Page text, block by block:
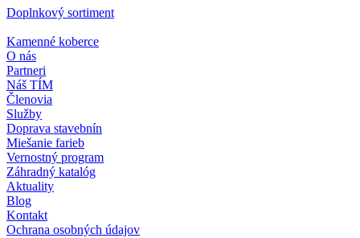
Doplnkový sortiment
Kamenné koberce
O nás
Partneri
Náš TÍM
Členovia
Služby
Doprava stavebnín
Miešanie farieb
Vernostný program
Záhradný katalóg
Aktuality
Blog
Kontakt
Ochrana osobných údajov